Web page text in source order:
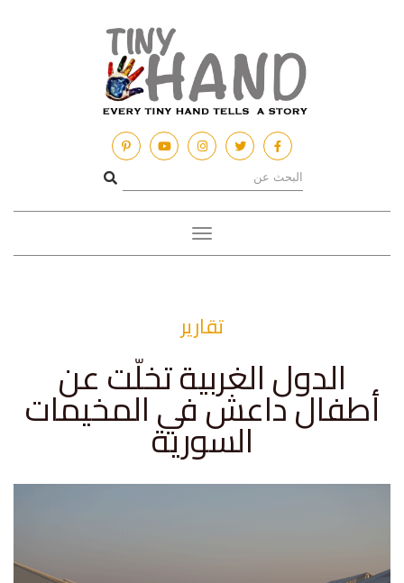
Toggle
navigation
تقارير
الدول الغربية تخلّت عن
أطفال داعش في المخيمات
السورية